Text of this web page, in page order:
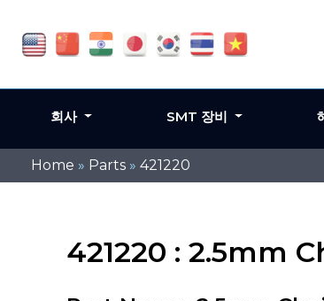
Home » Parts » 421220
421220 : 2.5mm
회사 SMT 장비